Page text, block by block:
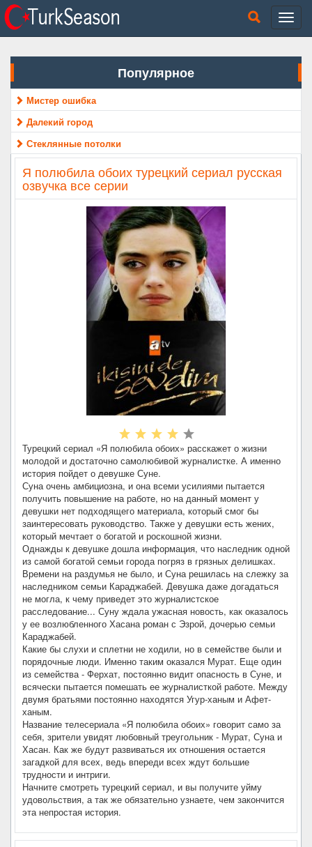
Популярное
Мистер ошибка
Далекий город
Стеклянные потолки
Я полюбила обоих турецкий сериал русская
озвучка все серии
Турецкий сериал «Я полюбила обоих» расскажет о жизни
молодой и достаточно самолюбивой журналистке. А именно
история пойдет о девушке Суне.
Суна очень амбициозна, и она всеми усилиями пытается
получить повышение на работе, но на данный момент у
девушки нет подходящего материала, который смог бы
заинтересовать руководство. Также у девушки есть жених,
который мечтает о богатой и роскошной жизни.
Однажды к девушке дошла информация, что наследник одной
из самой богатой семьи города погряз в грязных делишках.
Времени на раздумья не было, и Суна решилась на слежку за
наследником семьи Караджабей. Девушка даже догадаться
не могла, к чему приведет это журналистское
расследование... Суну ждала ужасная новость, как оказалось
у ее возлюбленного Хасана роман с Эзрой, дочерью семьи
Караджабей.
Какие бы слухи и сплетни не ходили, но в семействе были и
порядочные люди. Именно таким оказался Мурат. Еще один
из семейства - Ферхат, постоянно видит опасность в Суне, и
всячески пытается помешать ее журналисткой работе. Между
двумя братьями постоянно находятся Угур-ханым и Афет-
ханым.
Название телесериала «Я полюбила обоих» говорит само за
себя, зрители увидят любовный треугольник - Мурат, Суна и
Хасан. Как же будут развиваться их отношения остается
загадкой для всех, ведь впереди всех ждут большие
трудности и интриги.
Начните смотреть турецкий сериал, и вы получите уйму
удовольствия, а так же обязательно узнаете, чем закончится
эта непростая история.